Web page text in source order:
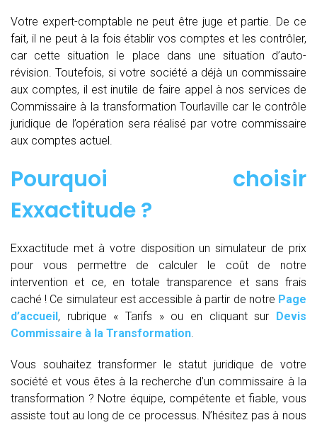
Votre expert-comptable ne peut être juge et partie. De ce
fait, il ne peut à la fois établir vos comptes et les contrôler,
car cette situation le place dans une situation d’auto-
révision. Toutefois, si votre société a déjà un commissaire
aux comptes, il est inutile de faire appel à nos services de
Commissaire à la transformation Tourlaville car le contrôle
juridique de l’opération sera réalisé par votre commissaire
aux comptes actuel.
Pourquoi choisir
Exxactitude ?
Exxactitude met à votre disposition un simulateur de prix
pour vous permettre de calculer le coût de notre
intervention et ce, en totale transparence et sans frais
caché ! Ce simulateur est accessible à partir de notre Page
d’accueil, rubrique « Tarifs » ou en cliquant sur Devis
Commissaire à la Transformation.
Vous souhaitez transformer le statut juridique de votre
société et vous êtes à la recherche d’un commissaire à la
transformation ? Notre équipe, compétente et fiable, vous
assiste tout au long de ce processus. N’hésitez pas à nous